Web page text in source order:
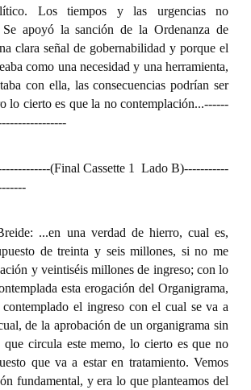
Los tiempos y las urgencias no
Se apoyó la sanción de la Ordenanza de
clara señal de gobernabilidad y porque el
como una necesidad y una herramienta,
con ella, las consecuencias podrían ser
lo cierto es que la no contemplación...------
(Final Cassette 1  Lado B)-----------
...en una verdad de hierro, cual es,
de treinta y seis millones, si no me
y veintiséis millones de ingreso; con lo
esta erogación del Organigrama,
contemplado el ingreso con el cual se va a
de la aprobación de un organigrama sin
que circula este memo, lo cierto es que no
que va a estar en tratamiento. Vemos
fundamental, y era lo que planteamos del